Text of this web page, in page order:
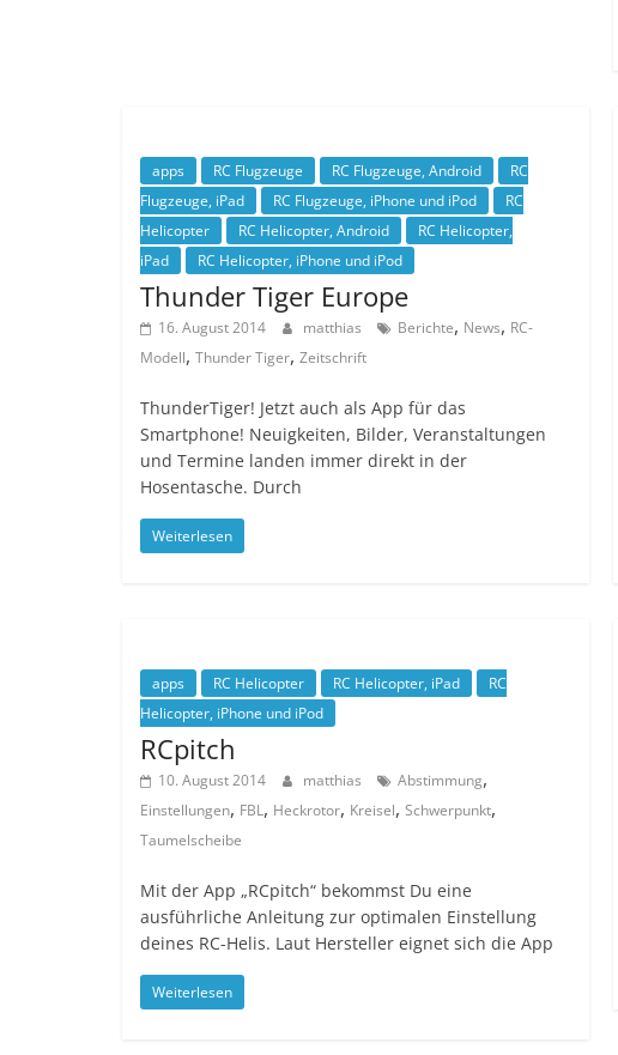
apps RC Flugzeuge RC Flugzeuge, Android
RC
Flugzeuge, iPad
RC Flugzeuge, iPhone und iPod
RC
Helicopter
RC Helicopter, Android
RC Helicopter,
iPad
RC Helicopter, iPhone und iPod
Thunder Tiger Europe
16. August 2014 matthias Berichte, News, RC-
Modell, Thunder Tiger, Zeitschrift
ThunderTiger! Jetzt auch als App für das
Smartphone! Neuigkeiten, Bilder, Veranstaltungen
und Termine landen immer direkt in der
Hosentasche. Durch
Weiterlesen
apps RC Helicopter RC Helicopter, iPad
RC
Helicopter, iPhone und iPod
RCpitch
10. August 2014 matthias Abstimmung,
Einstellungen, FBL, Heckrotor, Kreisel, Schwerpunkt,
Taumelscheibe
Mit der App „RCpitch“ bekommst Du eine
ausführliche Anleitung zur optimalen Einstellung
deines RC-Helis. Laut Hersteller eignet sich die App
Weiterlesen